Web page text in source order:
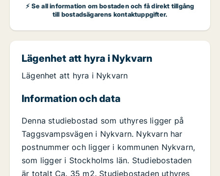
⚡ Se all information om bostaden och få direkt tillgång
till bostadsägarens kontaktuppgifter.
Lägenhet att hyra i Nykvarn
Lägenhet att hyra i Nykvarn
Information och data
Denna studiebostad som uthyres ligger på
Taggsvampsvägen i Nykvarn. Nykvarn har
postnummer och ligger i kommunen Nykvarn,
som ligger i Stockholms län. Studiebostaden
är totalt Ca. 35 m2. Studiebostaden uthyres